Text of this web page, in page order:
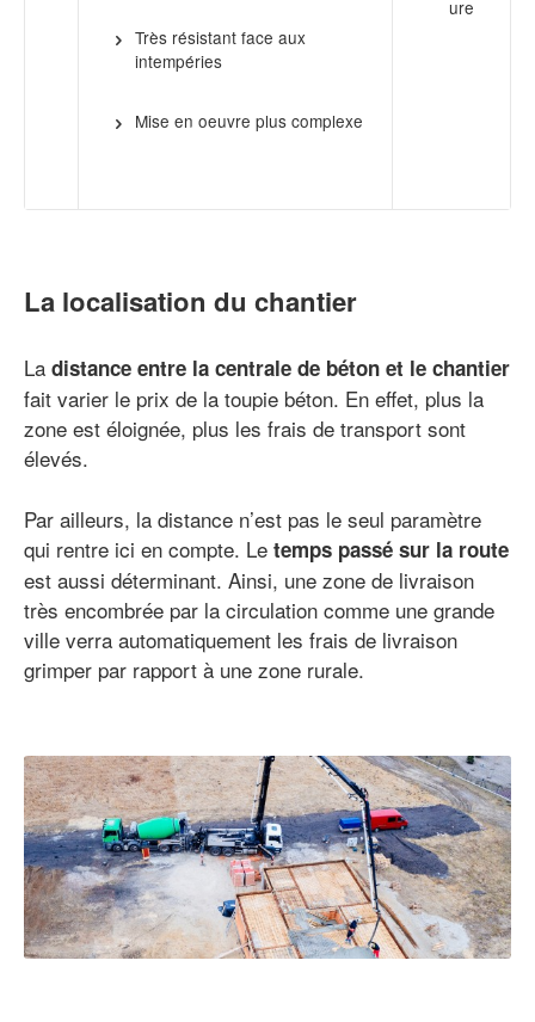
Très résistant face aux
intempéries
Mise en oeuvre plus complexe
ure
La localisation du chantier
La distance entre la centrale de béton et le chantier
fait varier le prix de la toupie béton. En effet, plus la
zone est éloignée, plus les frais de transport sont
élevés.
Par ailleurs, la distance n’est pas le seul paramètre
qui rentre ici en compte. Le temps passé sur la route
est aussi déterminant. Ainsi, une zone de livraison
très encombrée par la circulation comme une grande
ville verra automatiquement les frais de livraison
grimper par rapport à une zone rurale.